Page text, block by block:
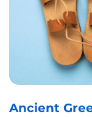
Ancient